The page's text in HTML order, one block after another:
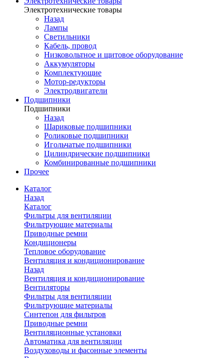
Электротехнические товары
Назад
Лампы
Светильники
Кабель, провод
Низковольтное и щитовое оборудование
Аккумуляторы
Комплектующие
Мотор-редукторы
Электродвигатели
Подшипники
Подшипники
Назад
Шариковые подшипники
Роликовые подшипники
Игольчатые подшипники
Цилиндрические подшипники
Комбинированные подшипники
Прочее
Каталог
Назад
Каталог
Фильтры для вентиляции
Фильтрующие материалы
Приводные ремни
Кондиционеры
Тепловое оборудование
Вентиляция и кондиционирование
Назад
Вентиляция и кондиционирование
Вентиляторы
Фильтры для вентиляции
Фильтрующие материалы
Синтепон для фильтров
Приводные ремни
Вентиляционные установки
Автоматика для вентиляции
Воздуховоды и фасонные элементы